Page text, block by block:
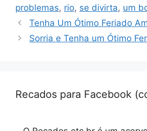
problemas, rio, se divirta, um
Tenha Um Ótimo Feriado
Sorria e Tenha um Ótimo
Recados para Facebook